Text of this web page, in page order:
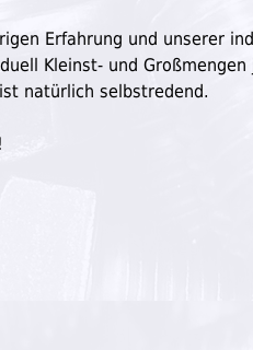
Erfahrung und unserer
Kleinst- und
natürlich selbstredend.